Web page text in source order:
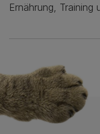
Ernährung, Training